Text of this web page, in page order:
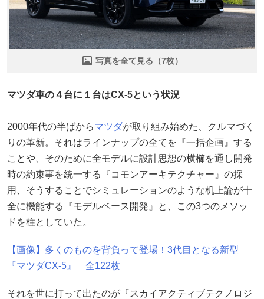
写真を全て見る（7枚）
マツダ車の４台に１台はCX-5という状況
2000年代の半ばからマツダが取り組み始めた、クルマづく
りの革新。それはラインナップの全てを『一括企画』する
ことや、そのために全モデルに設計思想の横櫛を通し開発
時の約束事を統一する『コモンアーキテクチャー』の採
用、そうすることでシミュレーションのような机上論が十
全に機能する『モデルベース開発』と、この3つのメソッ
ドを柱としていた。
【画像】多くのものを背負って登場！3代目となる新型
『マツダCX-5』 全122枚
それを世に打って出たのが『スカイアクティブテクノロジ